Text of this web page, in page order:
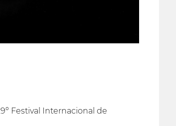
Festival Internacional de